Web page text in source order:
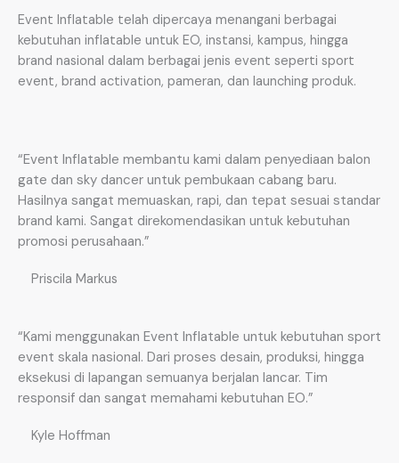
Event Inflatable telah dipercaya menangani berbagai
kebutuhan inflatable untuk EO, instansi, kampus, hingga
brand nasional dalam berbagai jenis event seperti sport
event, brand activation, pameran, dan launching produk.
“Event Inflatable membantu kami dalam penyediaan balon
gate dan sky dancer untuk pembukaan cabang baru.
Hasilnya sangat memuaskan, rapi, dan tepat sesuai standar
brand kami. Sangat direkomendasikan untuk kebutuhan
promosi perusahaan.”
Priscila Markus
“Kami menggunakan Event Inflatable untuk kebutuhan sport
event skala nasional. Dari proses desain, produksi, hingga
eksekusi di lapangan semuanya berjalan lancar. Tim
responsif dan sangat memahami kebutuhan EO.”
Kyle Hoffman